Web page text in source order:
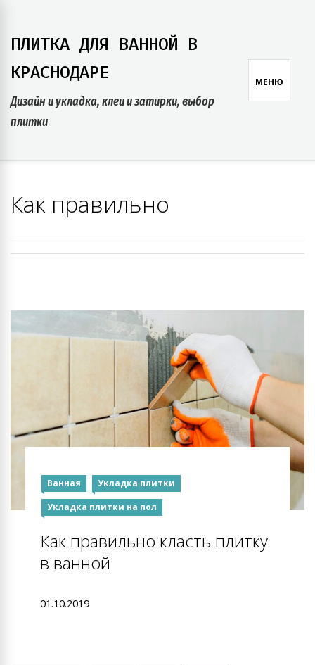
content
ПЛИТКА ДЛЯ ВАННОЙ В
КРАСНОДАРЕ
Дизайн и укладка, клеи и затирки, выбор
плитки
МЕНЮ
Как правильно
Ванная
Укладка плитки
Укладка плитки на пол
Как правильно класть плитку
в ванной
01.10.2019